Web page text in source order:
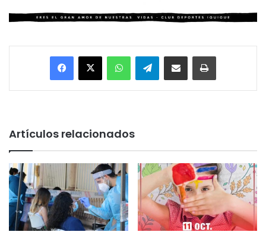
Facebook
X WhatsAppTelegramEnviar vía email Imprimir
Artículos relacionados